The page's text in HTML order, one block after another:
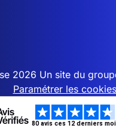
2026 Un site du
Paramétrer les cookies
80 avis ces 12 derniers